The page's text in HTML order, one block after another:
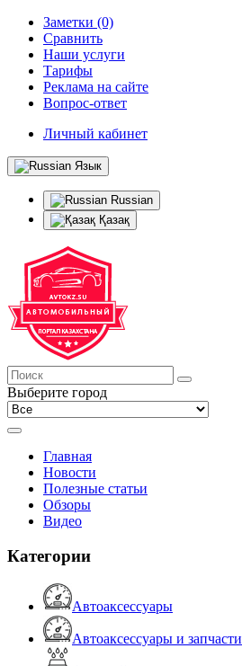
Заметки (0)
Сравнить
Наши услуги
Тарифы
Реклама на сайте
Вопрос-ответ
Личный кабинет
Язык
Russian
Қазақ
Выберите город
Главная
Новости
Полезные статьи
Обзоры
Видео
Категории
Автоаксессуары
Автоаксессуары и запчасти